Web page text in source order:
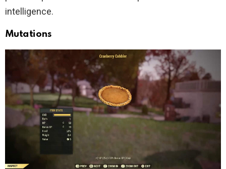
intelligence.
Mutations